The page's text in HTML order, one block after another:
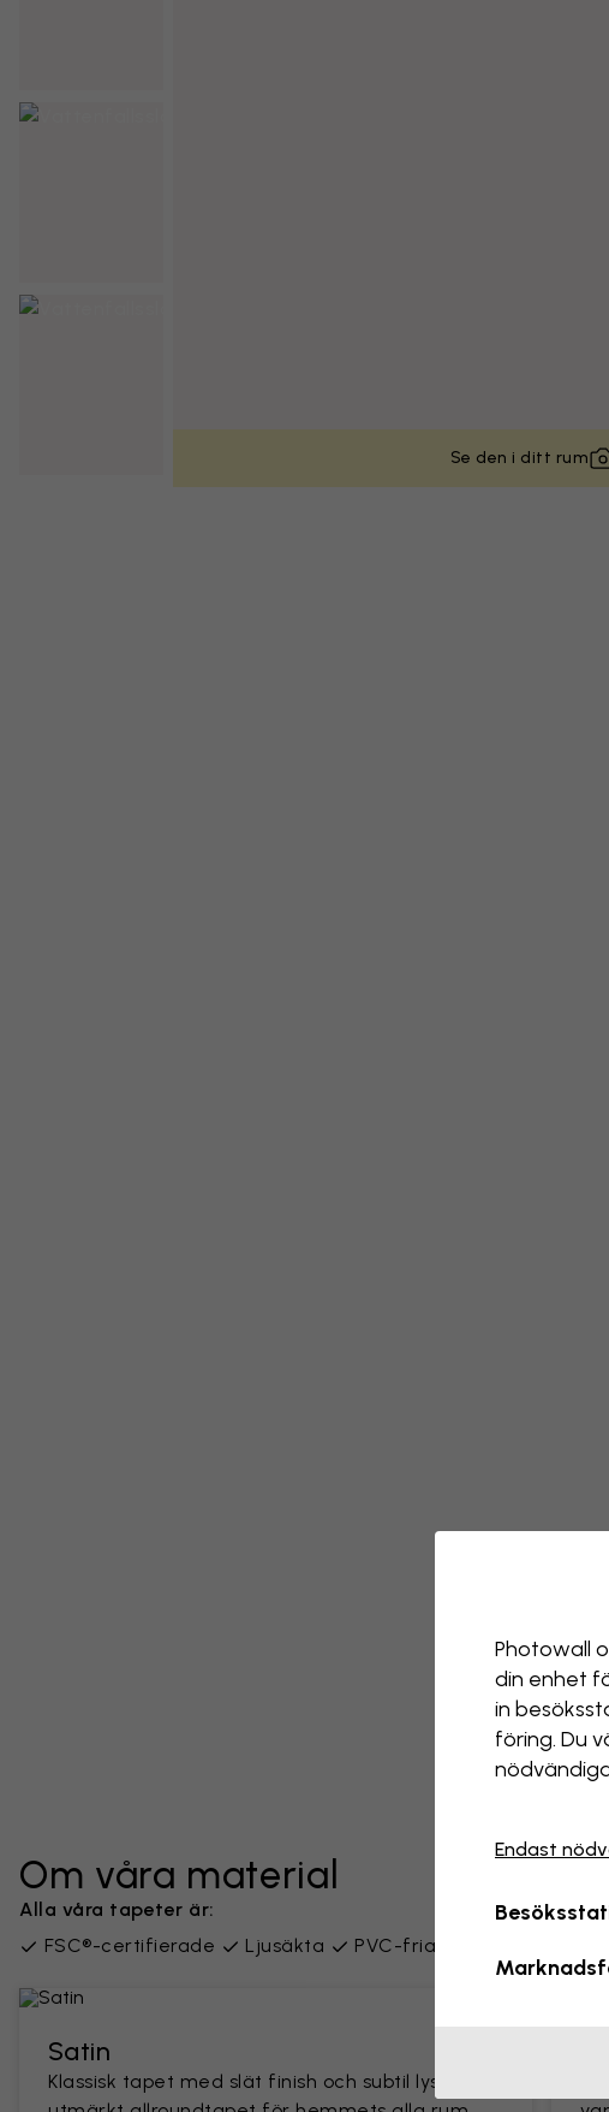
Se den i ditt rum
Om våra material
Alla våra tapeter är:
FSC®-certifierade
Ljusäkta PVC-fria Levereras i
Satin
Klassisk tapet med slät finish och subtil lyster. En
Photowall
din enhet
in
föring. Du
Endast